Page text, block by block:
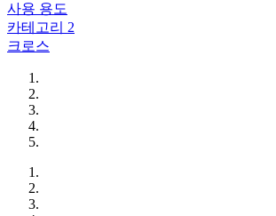
사용 용도
카테고리 2
크로스